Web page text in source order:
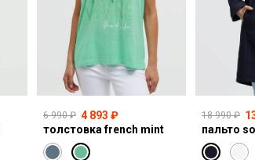
6 990 ₽ 4 893 ₽
толстовка french mint
18 990 ₽